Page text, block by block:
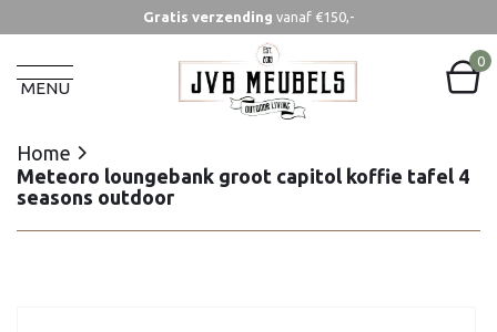
Gratis verzending vanaf €150,-
MENU
0
Home
Meteoro loungebank groot capitol koffie tafel 4
seasons outdoor
Home
Meteoro loungebank groot capitol koffie tafel 4
seasons outdoor